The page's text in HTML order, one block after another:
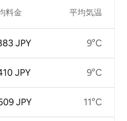
料金
JPY
JPY
JPY
平均気温
9°C
9°C
11°C